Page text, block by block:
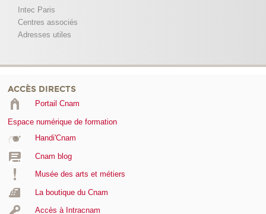
Intec Paris
Centres associés
Adresses utiles
ACCÈS DIRECTS
Portail Cnam
Espace numérique de formation
Handi'Cnam
Cnam blog
Musée des arts et métiers
La boutique du Cnam
Accès à Intracnam